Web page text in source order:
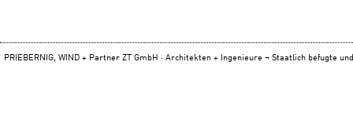
PRIEBERNIG, WIND + Partner ZT GmbH · Architekten + Ingenieure ¬ Staatlich befugte